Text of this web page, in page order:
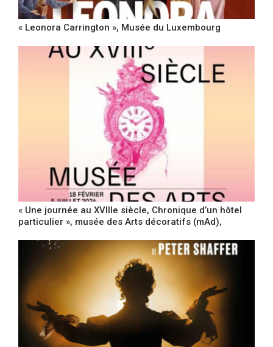
« Leonora Carrington », Musée du Luxembourg
« Une journée au XVIIIe siècle, Chronique d’un hôtel
particulier », musée des Arts décoratifs (mAd),